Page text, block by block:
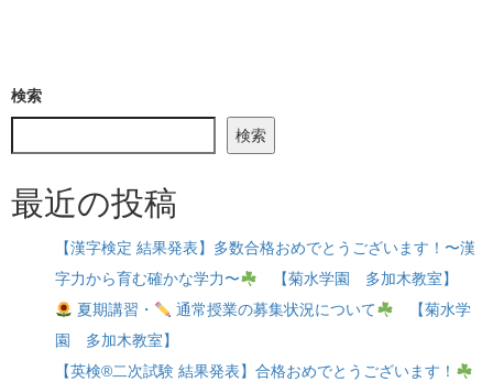
検索
検索
最近の投稿
【漢字検定 結果発表】多数合格おめでとうございます！〜漢
字力から育む確かな学力〜
【菊水学園 多加木教室】
夏期講習・
通常授業の募集状況について
【菊水学
園 多加木教室】
【英検®二次試験 結果発表】合格おめでとうございます！